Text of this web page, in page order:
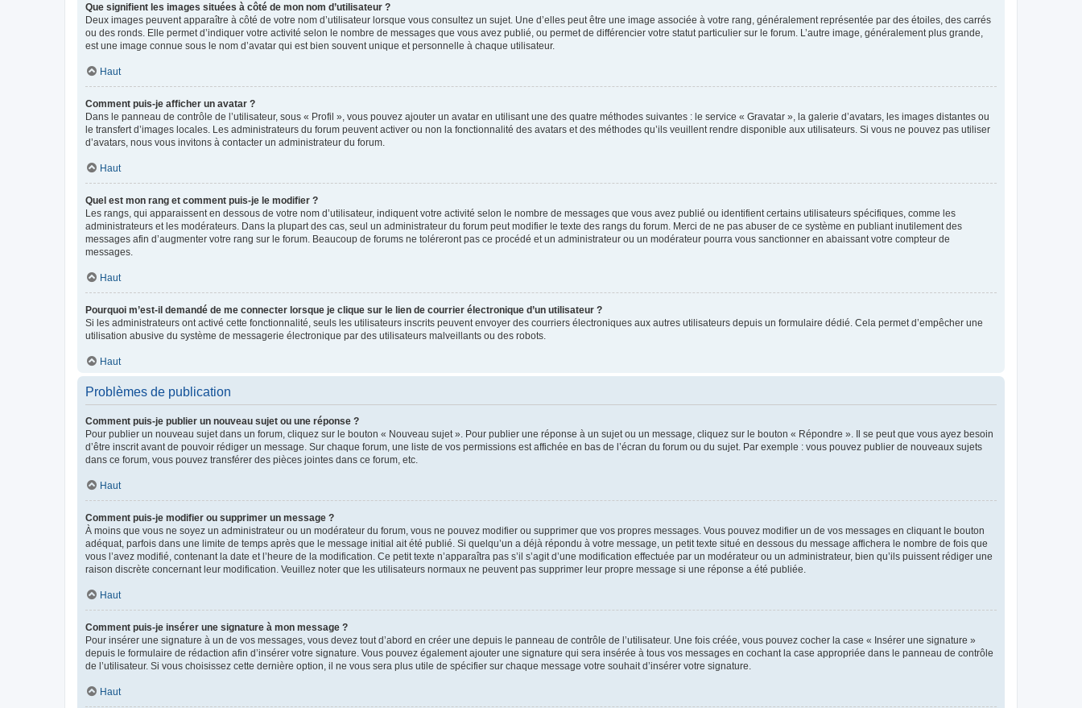
Que signifient les images situées à côté de mon nom d’utilisateur ?
Deux images peuvent apparaître à côté de votre nom d’utilisateur lorsque vous consultez un sujet. Une d’elles peut être une image associée à votre rang, généralement représentée par des étoiles, des carrés
ou des ronds. Elle permet d’indiquer votre activité selon le nombre de messages que vous avez publié, ou permet de différencier votre statut particulier sur le forum. L’autre image, généralement plus grande,
est une image connue sous le nom d’avatar qui est bien souvent unique et personnelle à chaque utilisateur.
Haut
Comment puis-je afficher un avatar ?
Dans le panneau de contrôle de l’utilisateur, sous « Profil », vous pouvez ajouter un avatar en utilisant une des quatre méthodes suivantes : le service « Gravatar », la galerie d’avatars, les images distantes ou
le transfert d’images locales. Les administrateurs du forum peuvent activer ou non la fonctionnalité des avatars et des méthodes qu’ils veuillent rendre disponible aux utilisateurs. Si vous ne pouvez pas utiliser
d’avatars, nous vous invitons à contacter un administrateur du forum.
Haut
Quel est mon rang et comment puis-je le modifier ?
Les rangs, qui apparaissent en dessous de votre nom d’utilisateur, indiquent votre activité selon le nombre de messages que vous avez publié ou identifient certains utilisateurs spécifiques, comme les
administrateurs et les modérateurs. Dans la plupart des cas, seul un administrateur du forum peut modifier le texte des rangs du forum. Merci de ne pas abuser de ce système en publiant inutilement des
messages afin d’augmenter votre rang sur le forum. Beaucoup de forums ne toléreront pas ce procédé et un administrateur ou un modérateur pourra vous sanctionner en abaissant votre compteur de
messages.
Haut
Pourquoi m’est-il demandé de me connecter lorsque je clique sur le lien de courrier électronique d’un utilisateur ?
Si les administrateurs ont activé cette fonctionnalité, seuls les utilisateurs inscrits peuvent envoyer des courriers électroniques aux autres utilisateurs depuis un formulaire dédié. Cela permet d’empêcher une
utilisation abusive du système de messagerie électronique par des utilisateurs malveillants ou des robots.
Haut
Problèmes de publication
Comment puis-je publier un nouveau sujet ou une réponse ?
Pour publier un nouveau sujet dans un forum, cliquez sur le bouton « Nouveau sujet ». Pour publier une réponse à un sujet ou un message, cliquez sur le bouton « Répondre ». Il se peut que vous ayez besoin
d’être inscrit avant de pouvoir rédiger un message. Sur chaque forum, une liste de vos permissions est affichée en bas de l’écran du forum ou du sujet. Par exemple : vous pouvez publier de nouveaux sujets
dans ce forum, vous pouvez transférer des pièces jointes dans ce forum, etc.
Haut
Comment puis-je modifier ou supprimer un message ?
À moins que vous ne soyez un administrateur ou un modérateur du forum, vous ne pouvez modifier ou supprimer que vos propres messages. Vous pouvez modifier un de vos messages en cliquant le bouton
adéquat, parfois dans une limite de temps après que le message initial ait été publié. Si quelqu’un a déjà répondu à votre message, un petit texte situé en dessous du message affichera le nombre de fois que
vous l’avez modifié, contenant la date et l’heure de la modification. Ce petit texte n’apparaîtra pas s’il s’agit d’une modification effectuée par un modérateur ou un administrateur, bien qu’ils puissent rédiger une
raison discrète concernant leur modification. Veuillez noter que les utilisateurs normaux ne peuvent pas supprimer leur propre message si une réponse a été publiée.
Haut
Comment puis-je insérer une signature à mon message ?
Pour insérer une signature à un de vos messages, vous devez tout d’abord en créer une depuis le panneau de contrôle de l’utilisateur. Une fois créée, vous pouvez cocher la case « Insérer une signature »
depuis le formulaire de rédaction afin d’insérer votre signature. Vous pouvez également ajouter une signature qui sera insérée à tous vos messages en cochant la case appropriée dans le panneau de contrôle
de l’utilisateur. Si vous choisissez cette dernière option, il ne vous sera plus utile de spécifier sur chaque message votre souhait d’insérer votre signature.
Haut